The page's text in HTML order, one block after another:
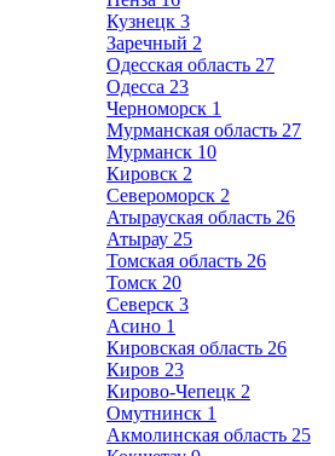
Кузнецк 3
Заречный 2
Одесская область 27
Одесса 23
Черноморск 1
Мурманская область 27
Мурманск 10
Кировск 2
Североморск 2
Атырауская область 26
Атырау 25
Томская область 26
Томск 20
Северск 3
Асино 1
Кировская область 26
Киров 23
Кирово-Чепецк 2
Омутнинск 1
Акмолинская область 25